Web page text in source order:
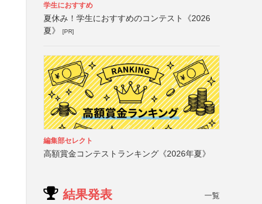
学生におすすめ
夏休み！学生におすすめのコンテスト《2026
夏》
[PR]
編集部セレクト
高額賞金コンテストランキング《2026年夏》
結果発表 一覧